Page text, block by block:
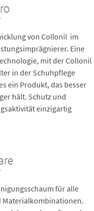
von Collonil im
Eine
mit der Collonil
in der Schuhpflege
ein Produkt, das besser
hält. Schutz und
einzigartig
für alle
Materialkombinationen.